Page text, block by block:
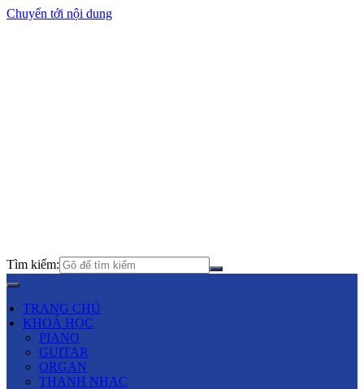
Chuyển tới nội dung
Tìm kiếm:
TRANG CHỦ
KHOÁ HỌC
PIANO
GUITAR
ORGAN
THANH NHẠC